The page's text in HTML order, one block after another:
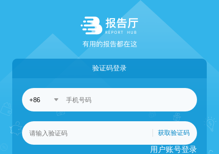
验证码登录
获取验证码
用户账号登录